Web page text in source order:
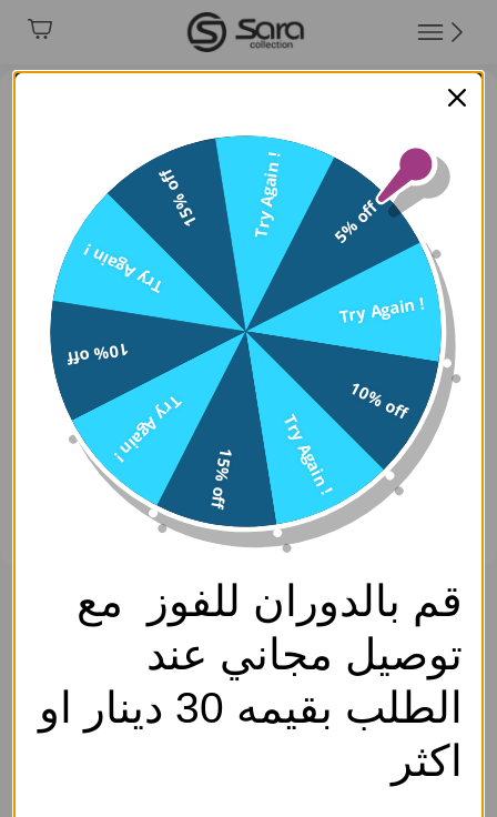
حلق - ذهبي ابيض - 0
سارة كوليكشن
SKU: EF4441-Gold White-0
اكسسوار- Access.
3.750د.ك
إجـعلـهـا هـديــة
5% off
Try Again !
10% off
Try Again !
15% off
Try Again !
10% off
Try Again !
15% off Try Again !
قم بالدوران للفوز مع
توصيل مجاني عند
الطلب بقيمه 30 دينار او
اكثر